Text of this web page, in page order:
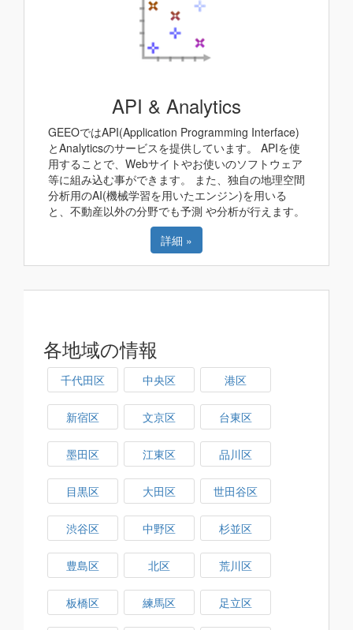
API & Analytics
GEEOではAPI(Application Programming Interface)
とAnalyticsのサービスを提供しています。 APIを使
用することで、Webサイトやお使いのソフトウェア
等に組み込む事ができます。 また、独自の地理空間
分析用のAI(機械学習を用いたエンジン)を用いる
と、不動産以外の分野でも予測 や分析が行えます。
詳細 »
各地域の情報
千代田区 中央区 港区
新宿区 文京区 台東区
墨田区 江東区 品川区
目黒区 大田区 世田谷区
渋谷区 中野区 杉並区
豊島区 北区 荒川区
板橋区 練馬区 足立区